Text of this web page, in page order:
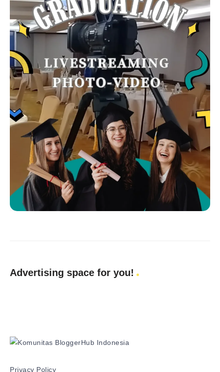
Advertising space for you!
Privacy Policy